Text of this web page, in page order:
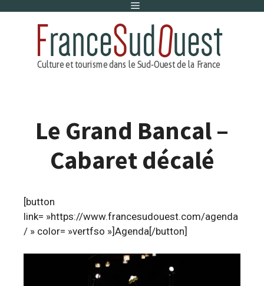
Menu
Le Grand Bancal –
Cabaret décalé
[button
link= »https://www.francesudouest.com/agenda
/ » color= »vertfso »]Agenda[/button]